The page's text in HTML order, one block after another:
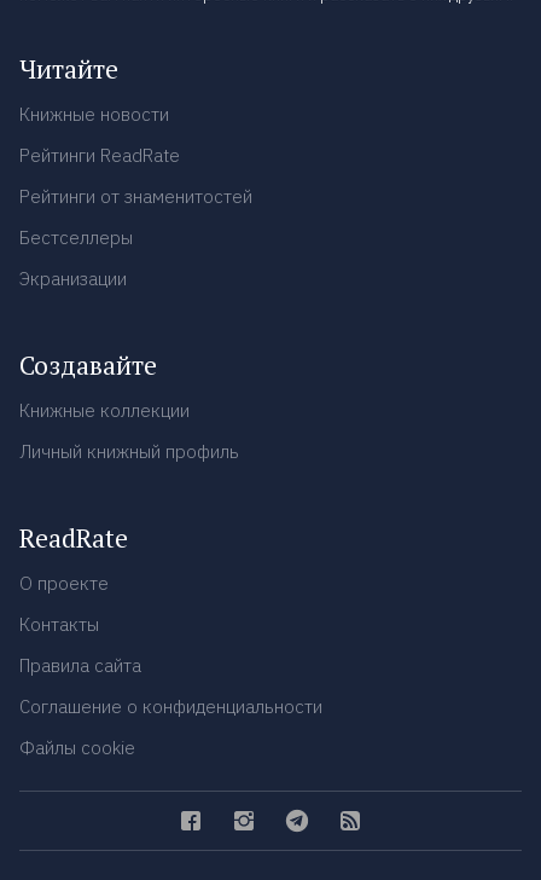
Читайте
Книжные новости
Рейтинги ReadRate
Рейтинги от знаменитостей
Бестселлеры
Экранизации
Создавайте
Книжные коллекции
Личный книжный профиль
ReadRate
О проекте
Контакты
Правила сайта
Соглашение о конфиденциальности
Файлы cookie